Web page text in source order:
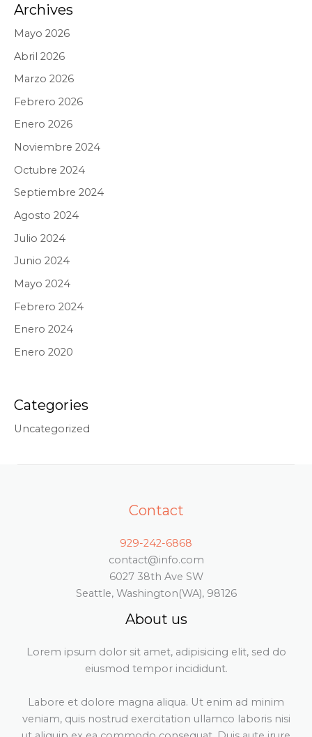
Archives
Mayo 2026
Abril 2026
Marzo 2026
Febrero 2026
Enero 2026
Noviembre 2024
Octubre 2024
Septiembre 2024
Agosto 2024
Julio 2024
Junio 2024
Mayo 2024
Febrero 2024
Enero 2024
Enero 2020
Categories
Uncategorized
Contact
929-242-6868
contact@info.com
6027 38th Ave SW
Seattle, Washington(WA), 98126
About us
Lorem ipsum dolor sit amet, adipisicing elit, sed do
eiusmod tempor incididunt.
Labore et dolore magna aliqua. Ut enim ad minim
veniam, quis nostrud exercitation ullamco laboris nisi